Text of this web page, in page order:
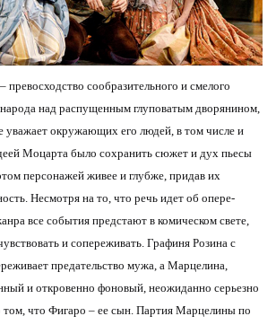
превосходство сообразительного и смелого
народа над распущенным глуповатым дворянином,
уважает окружающих его людей, в том числе и
Моцарта было сохранить сюжет и дух пьесы
персонажей живее и глубже, придав их
Несмотря на то, что речь идет об опере-
все события предстают в комическом свете,
и сопереживать. Графиня Розина с
предательство мужа, а Марцелина,
и откровенно фоновый, неожиданно серьезно
том, что Фигаро – ее сын. Партия Марцелины по